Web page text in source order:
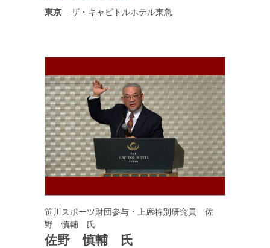
東京 ザ・キャピトルホテル東急
笹川スポーツ財団参与・上席特別研究員 佐
野 慎輔 氏
佐野 慎輔 氏